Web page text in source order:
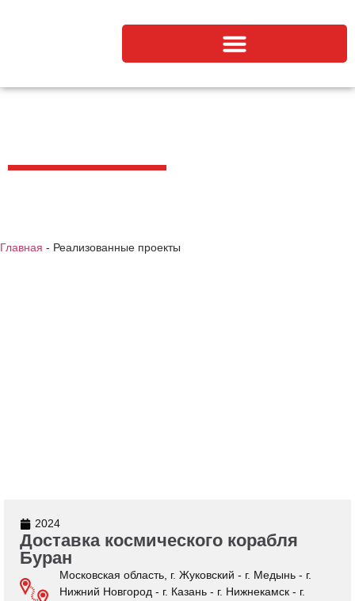
Главная - Реализованные проекты
2024
Доставка космического корабля
Буран
Московская область, г. Жуковский - г. Медынь - г.
Нижний Новгород - г. Казань - г. Нижнекамск - г.